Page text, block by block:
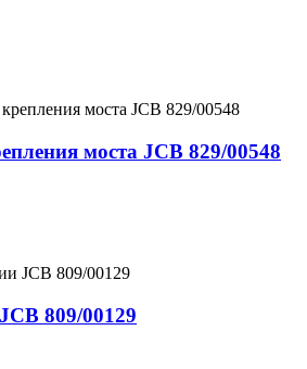
моста JCB 829/00548
809/00129